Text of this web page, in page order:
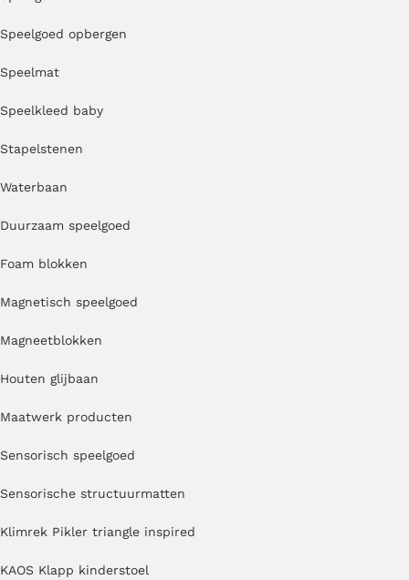
Speelgoed opbergen
Speelmat
Speelkleed baby
Stapelstenen
Waterbaan
Duurzaam speelgoed
Foam blokken
Magnetisch speelgoed
Magneetblokken
Houten glijbaan
Maatwerk producten
Sensorisch speelgoed
Sensorische structuurmatten
Klimrek Pikler triangle inspired
KAOS Klapp kinderstoel